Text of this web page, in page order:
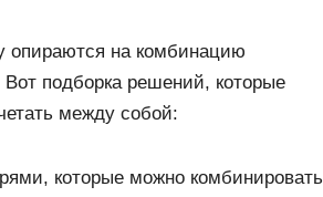
опираются на комбинацию
подборка решений, которые
между собой:
которые можно комбинировать